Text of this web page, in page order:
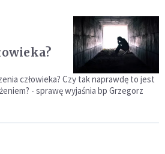
człowieka? Czy tak naprawdę to jest
- sprawę wyjaśnia bp Grzegorz